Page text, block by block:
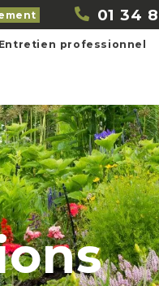
01 34
Entretien professionnel